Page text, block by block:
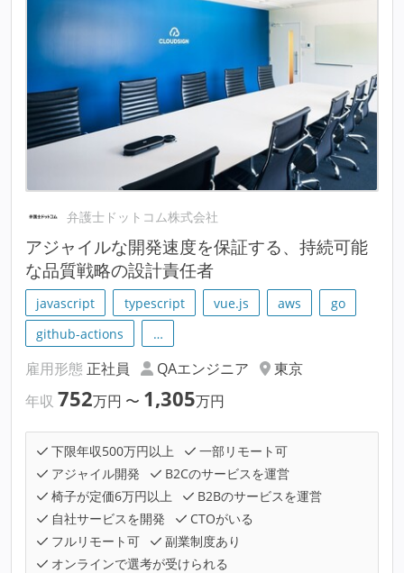
弁護士ドットコム株式会社
アジャイルな開発速度を保証する、持続可能
な品質戦略の設計責任者
javascript typescript vue.js aws
go
github-actions
…
雇用形態 正社員 QAエンジニア
東京
年収 752万円 〜 1,305万円
下限年収500万円以上
一部リモート可
アジャイル開発
B2Cのサービスを運営
椅子が定価6万円以上
B2Bのサービスを運営
自社サービスを開発
CTOがいる
フルリモート可
副業制度あり
オンラインで選考が受けられる